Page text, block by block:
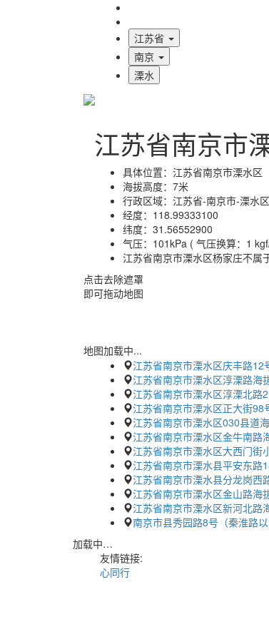
江苏省
南京
溧水
江苏省南京市
具体位置： 江苏省南京市溧水区
海拔高度： 7米
行政区域： 江苏省-南京市-溧水区
经度： 118.99333100
纬度： 31.56552900
气压： 101kPa ( 气压换算：1
江苏省南京市溧水区杨家庄不属
点击去除遮罩
即可拖动地图
地图加载中...
江苏省南京市溧水区庆丰路12
江苏省南京市溧水区淳溧路海
江苏省南京市溧水区淳溧北路
江苏省南京市溧水区正大街98
江苏省南京市溧水区030县道
江苏省南京市溧水区金牛南路
江苏省南京市溧水区大西门街
江苏省南京市溧水县平安东路
江苏省南京市溧水县分龙岗西
江苏省南京市溧水区金山路海
江苏省南京市溧水区新河北路
南京市县秀园路8号（秦淮路
加载中…
友情链接:
心同行